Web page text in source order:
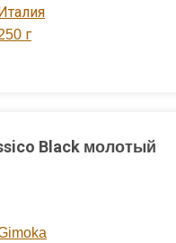
г
Black молотый